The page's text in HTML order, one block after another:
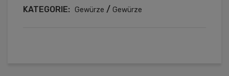
KATEGORIE: Gewürze / Gewürze